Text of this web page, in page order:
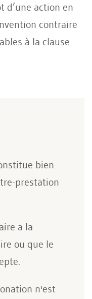
d’une action en
contraire
à la clause
bien
prestation
a la
ou que le
n'est